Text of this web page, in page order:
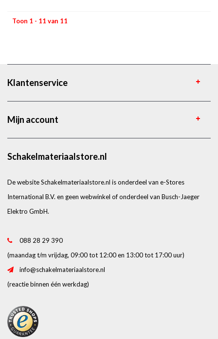
Toon 1 - 11 van 11
Klantenservice
Mijn account
Schakelmateriaalstore.nl
De website Schakelmateriaalstore.nl is onderdeel van e-Stores
International B.V. en geen webwinkel of onderdeel van Busch-Jaeger
Elektro GmbH.
088 28 29 390
(maandag t/m vrijdag, 09:00 tot 12:00 en 13:00 tot 17:00 uur)
info@schakelmateriaalstore.nl
(reactie binnen één werkdag)